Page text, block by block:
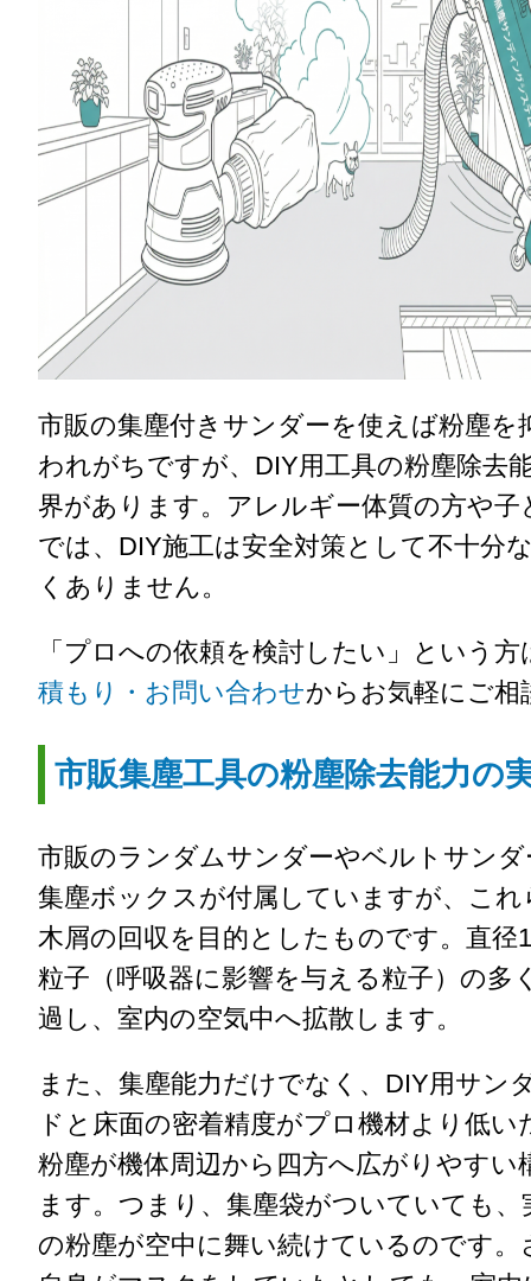
市販の集塵付きサンダーを使えば粉塵を
われがちですが、DIY用工具の粉塵除去
界があります。アレルギー体質の方や子
では、DIY施工は安全対策として不十分
くありません。
「プロへの依頼を検討したい」という方
積もり・お問い合わせからお気軽にご相
市販集塵工具の粉塵除去能力の
市販のランダムサンダーやベルトサン
集塵ボックスが付属していますが、こ
木屑の回収を目的としたものです。直径
粒子（呼吸器に影響を与える粒子）の多
過し、室内の空気中へ拡散します。
また、集塵能力だけでなく、DIY用サン
ドと床面の密着精度がプロ機材より低い
粉塵が機体周辺から四方へ広がりやすい
ます。つまり、集塵袋がついていても、
の粉塵が空中に舞い続けているのです。